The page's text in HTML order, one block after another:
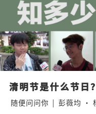
清明节是什么节日
随便问问你 | 彭薇均 ·